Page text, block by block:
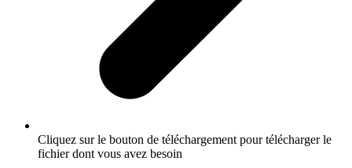
Cliquez sur le bouton de téléchargement pour télécharger le
fichier dont vous avez besoin